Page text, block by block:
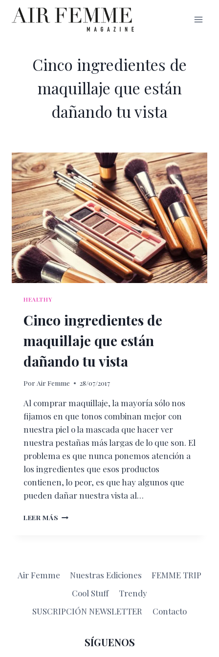
Saltar
Cinco ingredientes de
maquillaje que están
dañando tu vista
HEALTHY
Cinco ingredientes de
maquillaje que están
dañando tu vista
Por Air Femme 28/07/2017
Al comprar maquillaje, la mayoría sólo nos
fijamos en que tonos combinan mejor con
nuestra piel o la mascada que hacer ver
nuestra pestañas más largas de lo que son. El
problema es que nunca ponemos atención a
los ingredientes que esos productos
contienen, lo peor, es que hay algunos que
pueden dañar nuestra vista al…
LEER MÁS CINCO
DAÑANDO
VISTA
Air Femme Nuestras Ediciones
FEMME TRIP
Cool Stuff
Trendy
SUSCRIPCIÓN NEWSLETTER
Contacto
SÍGUENOS